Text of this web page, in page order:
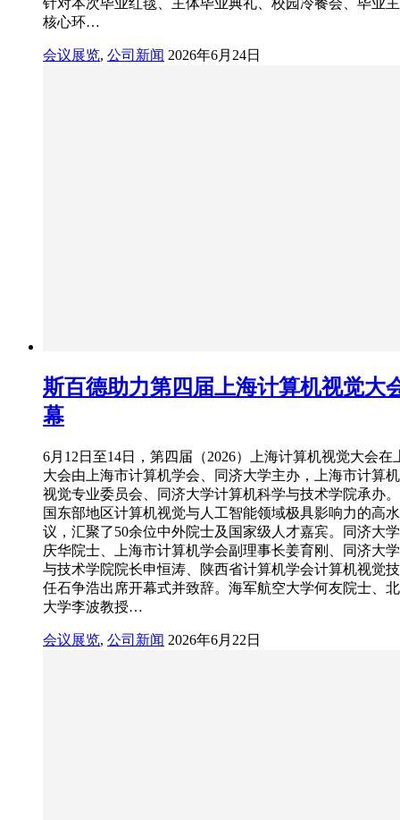
针对本次毕业红毯、主体毕业典礼、校园冷餐会、毕业
核心环…
会议展览, 公司新闻 2026年6月24日
斯百德助力第四届上海计算机视觉大
幕
6月12日至14日，第四届（2026）上海计算机视觉大会在
大会由上海市计算机学会、同济大学主办，上海市计算
视觉专业委员会、同济大学计算机科学与技术学院承办
国东部地区计算机视觉与人工智能领域极具影响力的高
议，汇聚了50余位中外院士及国家级人才嘉宾。同济大
庆华院士、上海市计算机学会副理事长姜育刚、同济大
与技术学院院长申恒涛、陕西省计算机学会计算机视觉
任石争浩出席开幕式并致辞。海军航空大学何友院士、
大学李波教授…
会议展览, 公司新闻 2026年6月22日